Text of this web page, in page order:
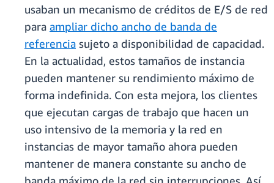
usaban un mecanismo de créditos de E/S de red
para ampliar dicho ancho de banda de
referencia sujeto a disponibilidad de capacidad.
En la actualidad, estos tamaños de instancia
pueden mantener su rendimiento máximo de
forma indefinida. Con esta mejora, los clientes
que ejecutan cargas de trabajo que hacen un
uso intensivo de la memoria y la red en
instancias de mayor tamaño ahora pueden
mantener de manera constante su ancho de